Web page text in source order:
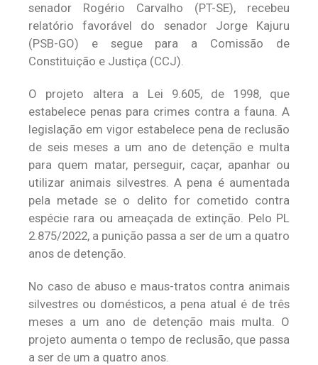
senador Rogério Carvalho (PT-SE), recebeu
relatório favorável do senador Jorge Kajuru
(PSB-GO) e segue para a Comissão de
Constituição e Justiça (CCJ).
O projeto altera a Lei 9.605, de 1998, que
estabelece penas para crimes contra a fauna. A
legislação em vigor estabelece pena de reclusão
de seis meses a um ano de detenção e multa
para quem matar, perseguir, caçar, apanhar ou
utilizar animais silvestres. A pena é aumentada
pela metade se o delito for cometido contra
espécie rara ou ameaçada de extinção. Pelo PL
2.875/2022, a punição passa a ser de um a quatro
anos de detenção.
No caso de abuso e maus-tratos contra animais
silvestres ou domésticos, a pena atual é de três
meses a um ano de detenção mais multa. O
projeto aumenta o tempo de reclusão, que passa
a ser de um a quatro anos.